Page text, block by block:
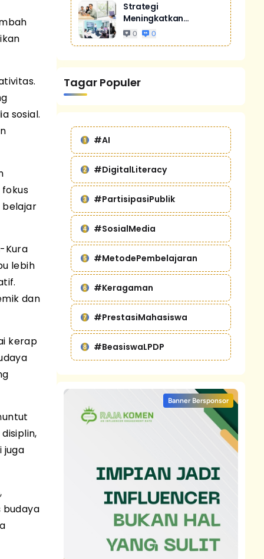
sosial.
belajar
Kura
lebih
dan
kerap
juga
budaya
Strategi
Meningkatkan
Penjualan Melalui
0 0
Tagar Populer
#AI
#DigitalLiteracy
#PartisipasiPublik
#SosialMedia
#MetodePembelajaran
#Keragaman
#PrestasiMahasiswa
#BeasiswaLPDP
Banner Bersponsor